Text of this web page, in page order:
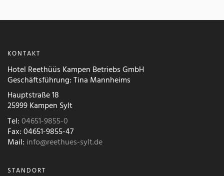
KONTAKT
Hotel Reethüüs Kampen Betriebs GmbH
Geschäftsführung: Tina Mannheims
Hauptstraße 18
25999 Kampen Sylt
Tel: 04651-9855-0
Fax: 04651-9855-47
Mail: info@reethues-sylt.de
STANDORT